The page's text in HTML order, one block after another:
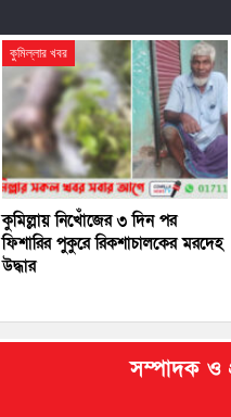
কুমিল্লার খবর
কুমিল্লায় নিখোঁজের ৩ দিন পর
ফিশারির পুকুরে রিকশাচালকের মরদেহ
উদ্ধার
সম্পাদক ও